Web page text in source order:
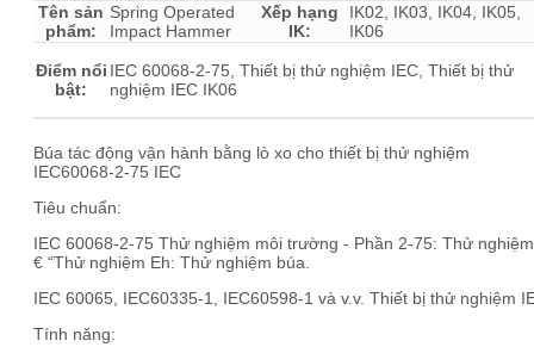
Tên sản
phẩm:
Spring Operated
Impact Hammer
Xếp hạng
IK:
IK02, IK03, IK04, IK05,
IK06
Điểm nổi
bật:
IEC 60068-2-75, Thiết bị thử nghiệm IEC, Thiết bị thử
nghiệm IEC IK06
Búa tác động vận hành bằng lò xo cho thiết bị thử nghiệm
IEC60068-2-75 IEC
Tiêu chuẩn:
IEC 60068-2-75 Thử nghiệm môi trường - Phần 2-75: Thử
€ “Thử nghiệm Eh: Thử nghiệm búa.
IEC 60065, IEC60335-1, IEC60598-1 và v.v. Thiết bị thử nghiệm
Tính năng: